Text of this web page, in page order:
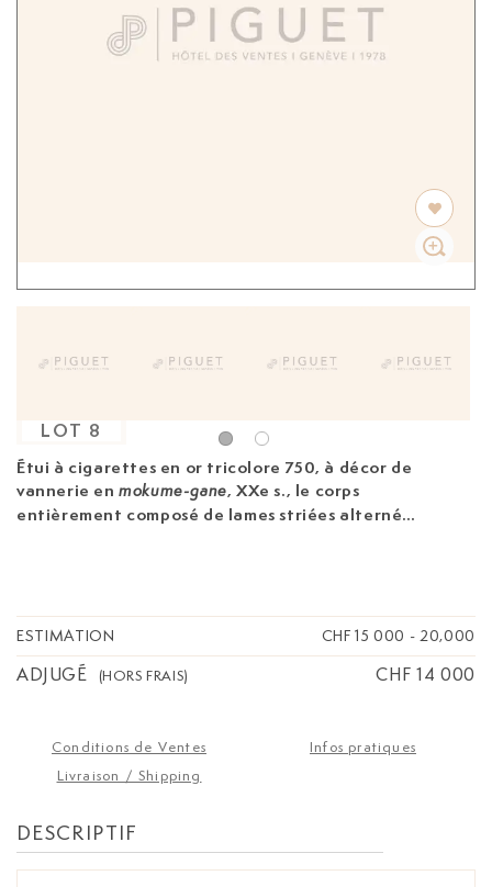
Étui à cigarettes en or tricolore 750, à décor de
vannerie enmokume-gane, XXe s.,
entièrement composé de lames striées alternées
LOT 8
ESTIMATION CHF 15 000 - 20,000
ADJUGÉ (HORS FRAIS) CHF 14 000
Conditions de Ventes
Infos pratiques
Livraison / Shipping
DESCRIPTIF